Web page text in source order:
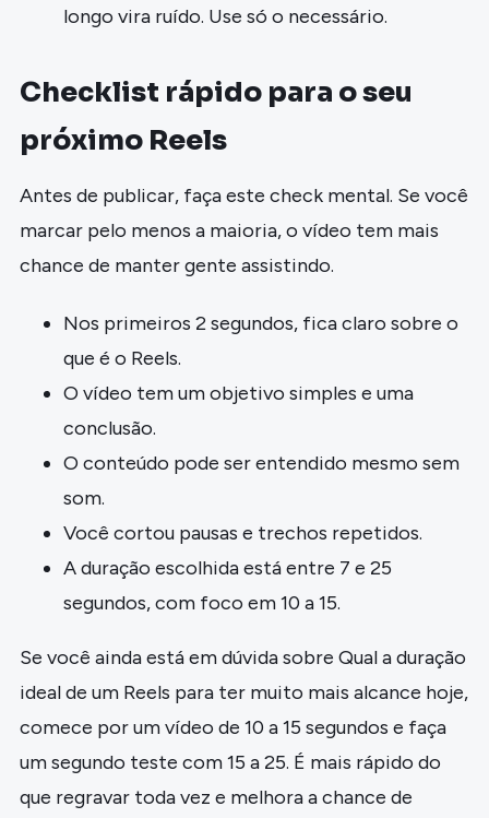
longo vira ruído. Use só o necessário.
Checklist rápido para o seu
próximo Reels
Antes de publicar, faça este check mental. Se você
marcar pelo menos a maioria, o vídeo tem mais
chance de manter gente assistindo.
Nos primeiros 2 segundos, fica claro sobre o
que é o Reels.
O vídeo tem um objetivo simples e uma
conclusão.
O conteúdo pode ser entendido mesmo sem
som.
Você cortou pausas e trechos repetidos.
A duração escolhida está entre 7 e 25
segundos, com foco em 10 a 15.
Se você ainda está em dúvida sobre Qual a duração
ideal de um Reels para ter muito mais alcance hoje,
comece por um vídeo de 10 a 15 segundos e faça
um segundo teste com 15 a 25. É mais rápido do
que regravar toda vez e melhora a chance de